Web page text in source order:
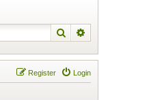
Search
Login
Register